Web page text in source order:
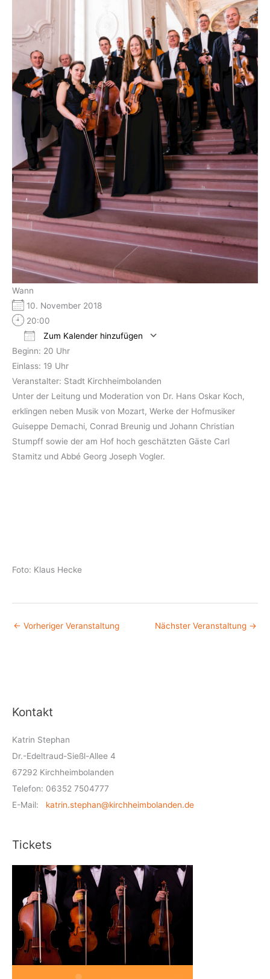
Wann
10. November 2018
20:00
Zum Kalender hinzufügen
ICS herunterladen
Beginn: 20 Uhr
Einlass: 19 Uhr
Veranstalter: Stadt Kirchheimbolanden
Unter der Leitung und Moderation von Dr. Hans Oskar Koch,
erklingen neben Musik von Mozart, Werke der Hofmusiker
Guiseppe Demachi, Conrad Breunig und Johann Christian
Stumpff sowie der am Hof hoch geschätzten Gäste Carl
Stamitz und Abbé Georg Joseph Vogler.
Foto: Klaus Hecke
← Vorheriger Veranstaltung Nächster Veranstaltung →
Kontakt
Katrin Stephan
Dr.-Edeltraud-Sießl-Allee 4
67292 Kirchheimbolanden
Telefon: 06352 7504777
E-Mail: katrin.stephan@kirchheimbolanden.de
Tickets